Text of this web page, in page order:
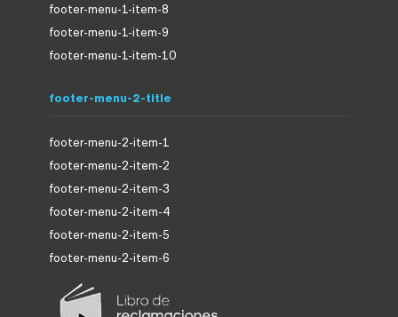
footer-menu-1-item-8
footer-menu-1-item-9
footer-menu-1-item-10
footer-menu-2-title
footer-menu-2-item-1
footer-menu-2-item-2
footer-menu-2-item-3
footer-menu-2-item-4
footer-menu-2-item-5
footer-menu-2-item-6